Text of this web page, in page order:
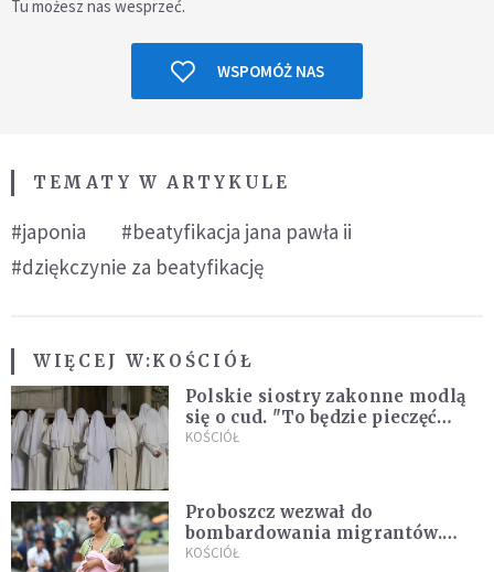
Tu możesz nas wesprzeć.
WSPOMÓŻ NAS
TEMATY W ARTYKULE
#japonia
#beatyfikacja jana pawła ii
#dziękczynie za beatyfikację
WIĘCEJ W:KOŚCIÓŁ
Polskie siostry zakonne modlą
się o cud. "To będzie pieczęć
Pana Boga dla naszej wiary"
KOŚCIÓŁ
Proboszcz wezwał do
bombardowania migrantów.
"Masowy ogień przeciwko
KOŚCIÓŁ